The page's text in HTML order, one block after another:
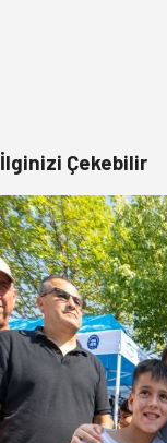
İlginizi Çekebilir